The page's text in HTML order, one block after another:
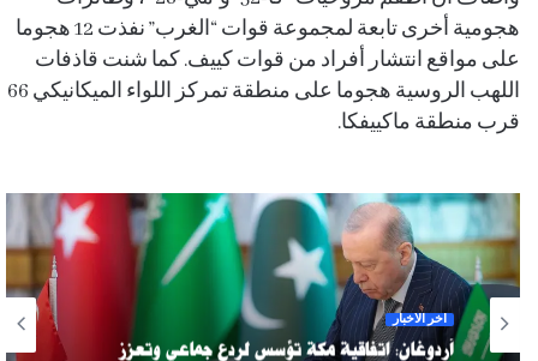
هجومية أخرى تابعة لمجموعة قوات “الغرب” نفذت 12 هجوما
على مواقع انتشار أفراد من قوات كييف. كما شنت قاذفات
اللهب الروسية هجوما على منطقة تمركز اللواء الميكانيكي 66
قرب منطقة ماكييفكا.
آخر الأخبار
أردوغان: اتفاقية مكة تؤسس لردع جماعي وتعزز